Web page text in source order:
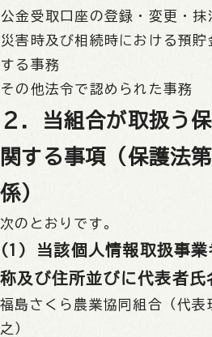
公金受取口座の登録・変更・抹
災害時及び相続時における預貯
する事務
その他法令で認められた事務
２．当組合が取扱う
関する事項（保護法
係）
次のとおりです。
(1) 当該個人情報取扱事業
称及び住所並びに代表者氏
福島さくら農業協同組合（代
之）